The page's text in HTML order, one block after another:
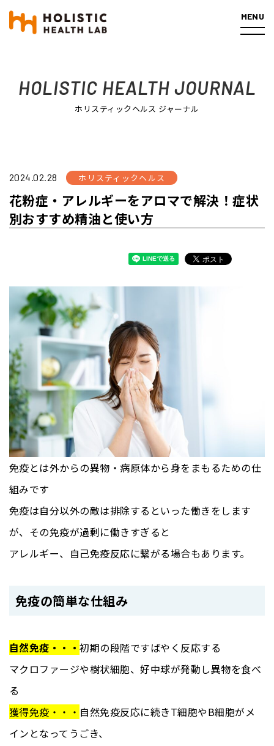
MENU
ホーム ホリスティックヘルス
花粉症・アレルギーをアロマ
HOLISTIC HEALTH JOURNAL
ホリスティックヘルス ジャーナル
2024.02.28 ホリスティックヘルス
花粉症・アレルギーをアロマで解決！症状
別おすすめ精油と使い方
免疫とは外からの異物・病原体から身をまもるための仕
組みです
免疫は自分以外の敵は排除するといった働きをします
が、その免疫が過剰に働きすぎると
アレルギー、自己免疫反応に繋がる場合もあります。
免疫の簡単な仕組み
自然免疫・・・初期の段階ですばやく反応する
マクロファージや樹状細胞、好中球が発動し異物を食べ
る
獲得免疫・・・ 自然免疫反応に続きT細胞やB細胞がメ
インとなってうごき、